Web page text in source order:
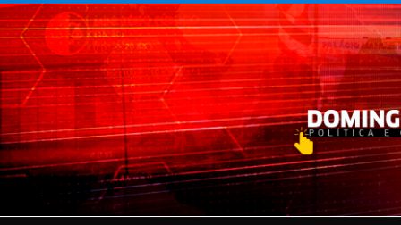
Pular para o conteúdo